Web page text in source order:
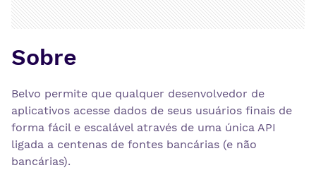
Sobre
Belvo permite que qualquer desenvolvedor de
aplicativos acesse dados de seus usuários finais de
forma fácil e escalável através de uma única API
ligada a centenas de fontes bancárias (e não
bancárias).